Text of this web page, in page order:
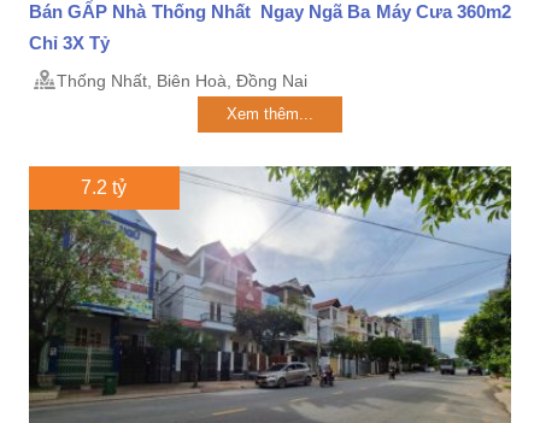
Bán GẤP Nhà Thống Nhất Ngay Ngã Ba Máy Cưa 360m2
Chỉ 3X Tỷ
Thống Nhất, Biên Hoà, Đồng Nai
Xem thêm...
7.2 tỷ